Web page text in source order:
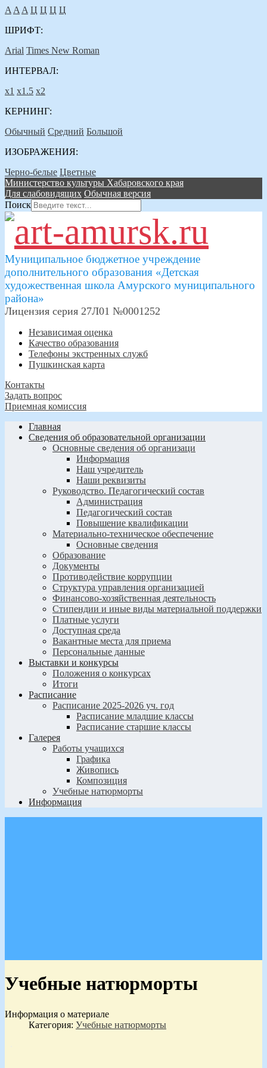
A A A Ц Ц Ц Ц
ШРИФТ:
Arial Times New Roman
ИНТЕРВАЛ:
х1 х1.5 х2
КЕРНИНГ:
Обычный Средний Большой
ИЗОБРАЖЕНИЯ:
Черно-белые Цветные
Министерство культуры Хабаровского края
Для слабовидящих Обычная версия
Поиск
Муниципальное бюджетное учреждение
дополнительного образования «Детская
художественная школа Амурского муниципального
района»
Лицензия серия 27Л01 №0001252
Независимая оценка
Качество образования
Телефоны экстренных служб
Пушкинская карта
Контакты
Задать вопрос
Приемная комиссия
Главная
Сведения об образовательной организации
Основные сведения об организаци
Информация
Наш учредитель
Наши реквизиты
Руководство. Педагогический состав
Администрация
Педагогический состав
Повышение квалификации
Материально-техническое обеспечение
Основные сведения
Образование
Документы
Противодействие коррупции
Структура управления организацией
Финансово-хозяйственная деятельность
Стипендии и иные виды материальной поддержки
Платные услуги
Доступная среда
Вакантные места для приема
Персональные данные
Выставки и конкурсы
Положения о конкурсах
Итоги
Расписание
Расписание 2025-2026 уч. год
Расписание младшие классы
Расписание старшие классы
Галерея
Работы учащихся
Графика
Живопись
Композиция
Учебные натюрморты
Информация
Учебные натюрморты
Информация о материале
Категория: Учебные натюрморты